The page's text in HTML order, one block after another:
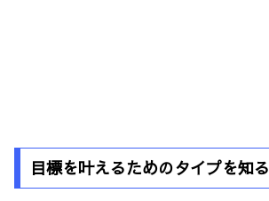
目標を叶えるためのタイプを知る